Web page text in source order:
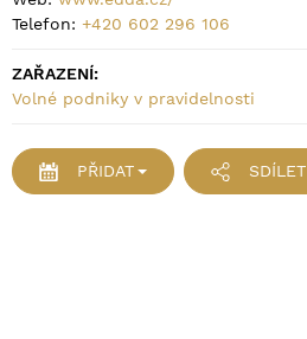
Telefon: +420 602 296 106
ZAŘAZENÍ:
Volné podniky v pravidelnosti
PŘIDAT SDÍLET